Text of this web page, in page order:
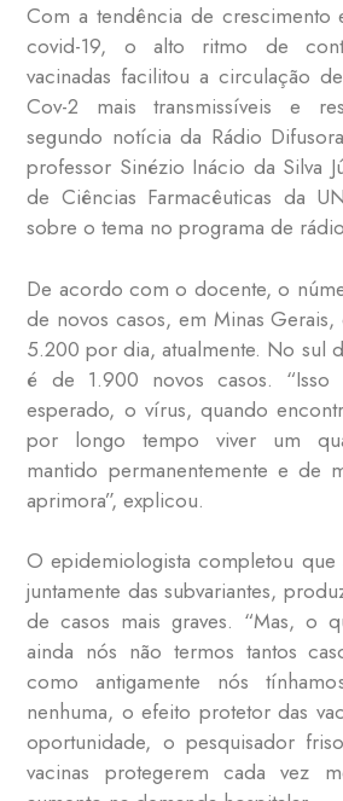
Com a tendência de crescimento
covid-19, o alto ritmo de
vacinadas facilitou a circulação
Cov-2 mais transmissíveis e
segundo notícia da Rádio
professor Sinézio Inácio da Silva
de Ciências Farmacêuticas da
sobre o tema no programa de
De acordo com o docente, o
de novos casos, em Minas
5.200 por dia, atualmente. No sul
é de 1.900 novos casos.
esperado, o vírus, quando
por longo tempo viver um
mantido permanentemente e de
aprimora”, explicou.
O epidemiologista completou que
juntamente das subvariantes,
de casos mais graves. “Mas, o
ainda nós não termos tantos
como antigamente nós
nenhuma, o efeito protetor das
oportunidade, o pesquisador
vacinas protegerem cada vez